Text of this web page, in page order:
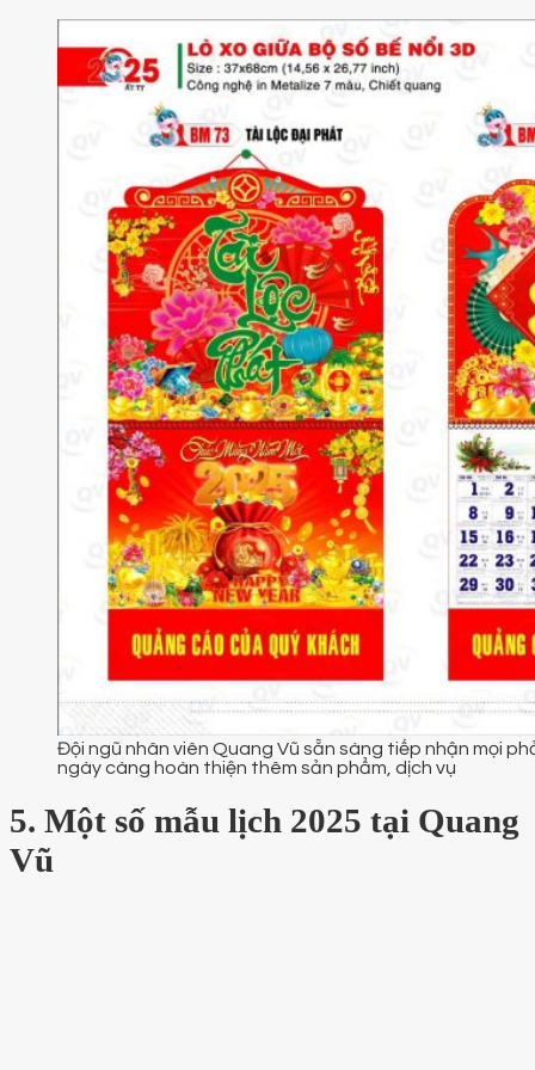
Đội ngũ nhân viên Quang Vũ sẵn sàng tiếp nhận mọi
ngày càng hoàn thiện thêm sản phẩm, dịch vụ
5. Một số mẫu lịch 2025 tại Quang
Vũ